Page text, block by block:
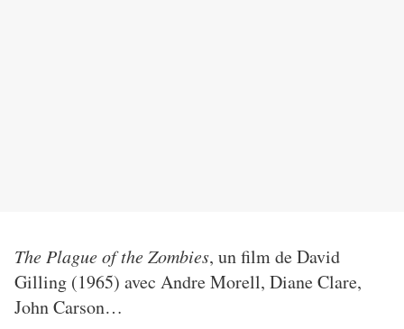
The Plague of the Zombies, un film de David
Gilling (1965) avec Andre Morell, Diane Clare,
John Carson…